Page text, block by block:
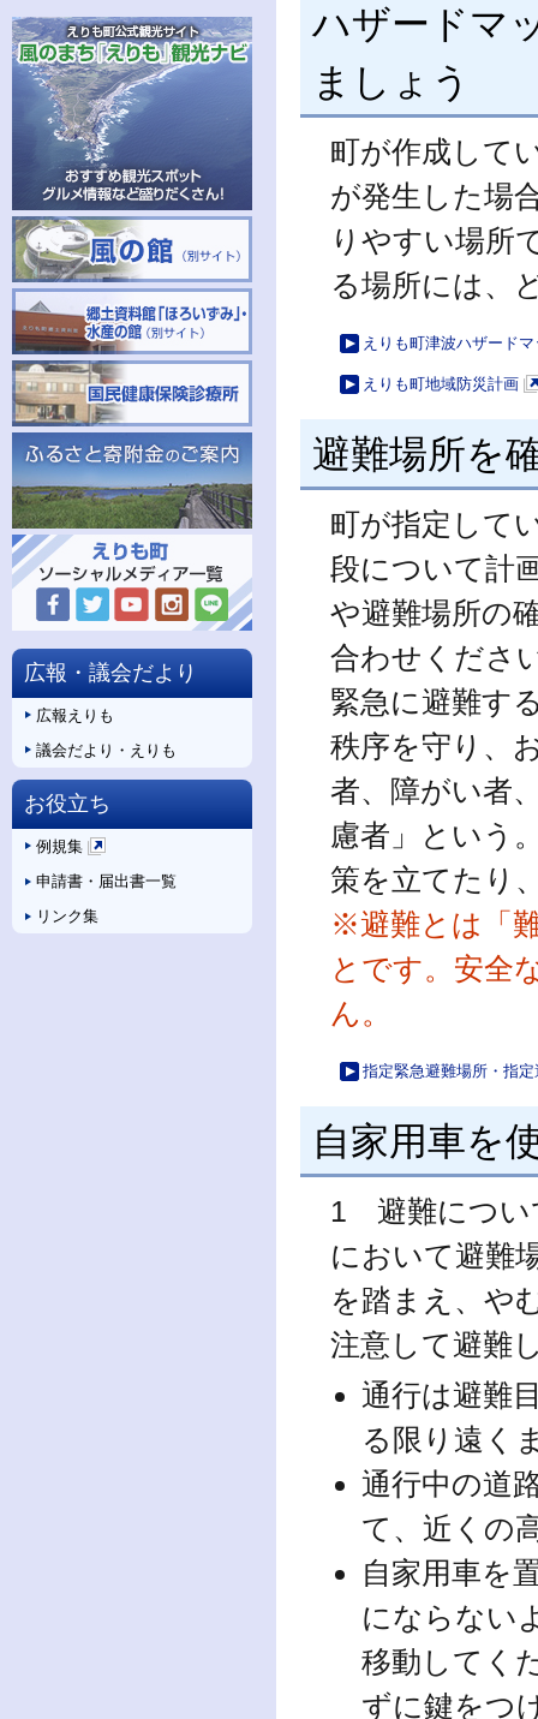
ハザードマ
ましょう
町が作成して
が発生した場
りやすい場所
る場所には、
えりも町津波ハザードマ
えりも町地域防災計画
規
ペ
ー
ジ
開
き
ま
す
避難場所を
町が指定して
段について計
や避難場所の
合わせくださ
緊急に避難す
秩序を守り、
者、障がい者
慮者」という
策を立てたり
※避難とは「
とです。安全
ん。
指定緊急避難場所・指定
自家用車を
1 避難につい
において避難
を踏まえ、や
注意して避難
通行は避難
る限り遠く
通行中の道
て、近くの
自家用車を
にならない
移動してく
ずに鍵をつ
広報・議会だより
広報えりも
議会だより・えりも
お役立ち
例規集
新
規
ペ
申請書・届出書一覧
リンク集